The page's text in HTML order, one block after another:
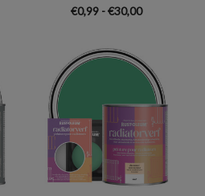
€0,99 - €30,00